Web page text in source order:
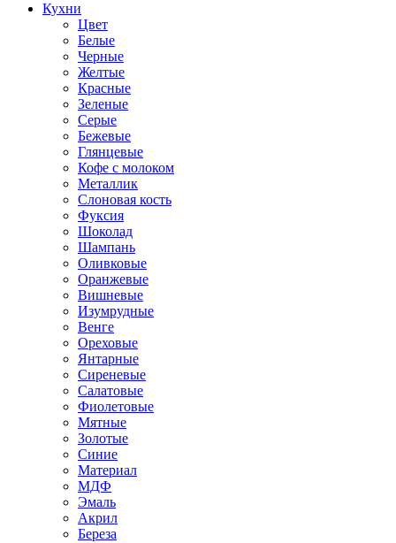
Кухни
Цвет
Белые
Черные
Желтые
Красные
Зеленые
Серые
Бежевые
Глянцевые
Кофе с молоком
Металлик
Слоновая кость
Фуксия
Шоколад
Шампань
Оливковые
Оранжевые
Вишневые
Изумрудные
Венге
Ореховые
Янтарные
Сиреневые
Салатовые
Фиолетовые
Мятные
Золотые
Синие
Материал
МДФ
Эмаль
Акрил
Береза